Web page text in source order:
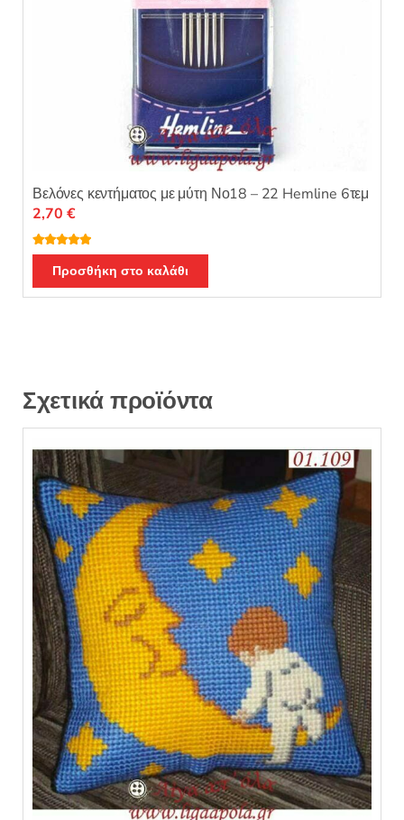
Βελόνες κεντήματος με μύτη Νο18 – 22 Hemline 6τεμ
Βαθμολογή
θηκε με 5.00
από 5
2,70 €
Προσθήκη στο καλάθι
Σχετικά προϊόντα